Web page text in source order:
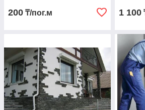
200 ₸/пог.м 1 100